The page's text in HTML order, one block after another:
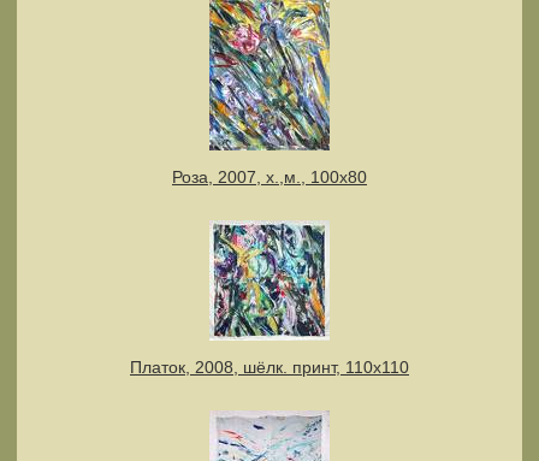
Роза, 2007, х.,м., 100х80
Платок, 2008, шёлк. принт, 110х110